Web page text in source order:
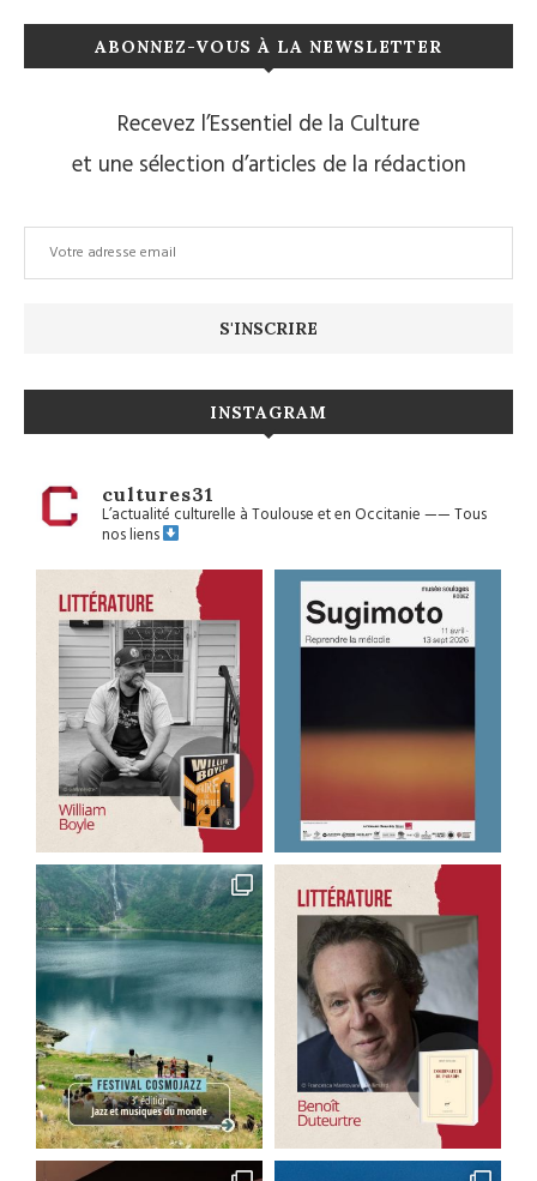
ABONNEZ-VOUS À LA NEWSLETTER
Recevez l’Essentiel de la Culture
et une sélection d’articles de la rédaction
INSTAGRAM
cultures31
L’actualité culturelle à Toulouse et en Occitanie——Tous
nos liens